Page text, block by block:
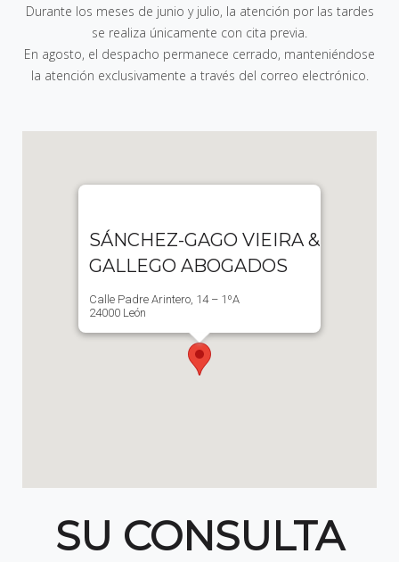
Durante los meses de junio y julio, la atención por las tardes
se realiza únicamente con cita previa.
En agosto, el despacho permanece cerrado, manteniéndose
la atención exclusivamente a través del correo electrónico.
SÁNCHEZ-GAGO VIEIRA &
GALLEGO ABOGADOS
Calle Padre Arintero, 14 – 1ºA
24000 León
SU CONSULTA